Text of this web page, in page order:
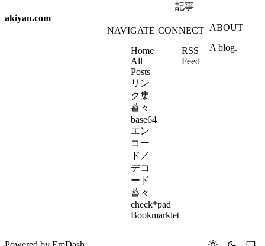
記事
akiyan.com
NAVIGATE
Home
All
Posts
リン
ク集
蓄々
base64
エン
コー
ド／
デコ
ード
蓄々
check*pad
Bookmarklet
CONNECT
RSS
Feed
ABOUT
A blog.